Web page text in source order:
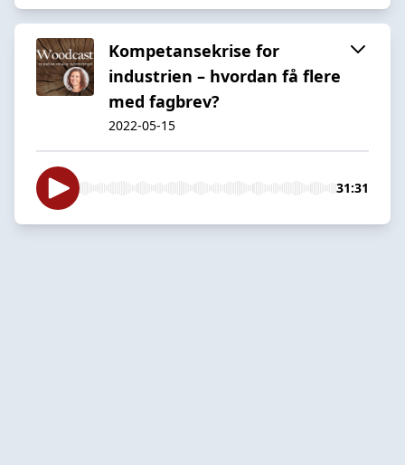
Kompetansekrise for
industrien – hvordan få flere
med fagbrev?
2022-05-15
31:31